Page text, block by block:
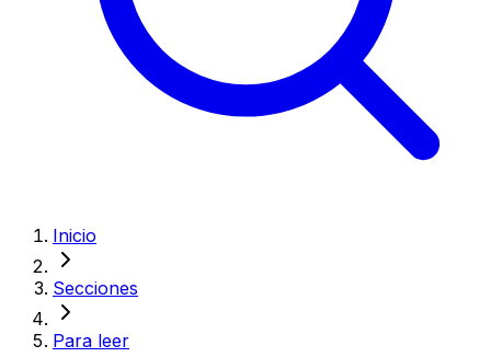
Inicio
Secciones
Para leer